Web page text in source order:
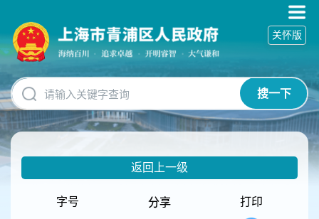
碍
操
明
跳
转
到
网
搜一下
关怀版
返回上一级
字号
分享 打印